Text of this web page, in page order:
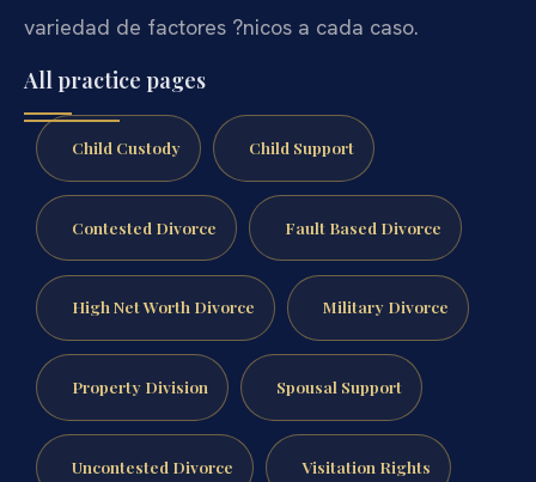
variedad de factores ?nicos a cada caso.
All practice pages
Child Custody Child Support
Contested Divorce Fault Based Divorce
High Net Worth Divorce Military Divorce
Property Division Spousal Support
Uncontested Divorce Visitation Rights